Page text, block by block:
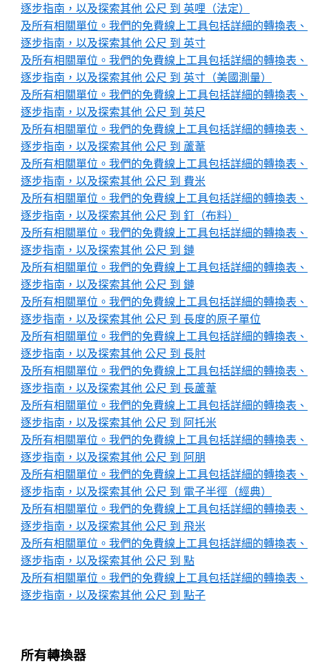
逐步指南，以及探索其他 公尺 到 英哩（法定）
及所有相關單位。我們的免費線上工具包括詳細的轉換表、
逐步指南，以及探索其他 公尺 到 英寸
及所有相關單位。我們的免費線上工具包括詳細的轉換表、
逐步指南，以及探索其他 公尺 到 英寸（美國測量）
及所有相關單位。我們的免費線上工具包括詳細的轉換表、
逐步指南，以及探索其他 公尺 到 英尺
及所有相關單位。我們的免費線上工具包括詳細的轉換表、
逐步指南，以及探索其他 公尺 到 蘆葦
及所有相關單位。我們的免費線上工具包括詳細的轉換表、
逐步指南，以及探索其他 公尺 到 費米
及所有相關單位。我們的免費線上工具包括詳細的轉換表、
逐步指南，以及探索其他 公尺 到 釘（布料）
及所有相關單位。我們的免費線上工具包括詳細的轉換表、
逐步指南，以及探索其他 公尺 到 鏈
及所有相關單位。我們的免費線上工具包括詳細的轉換表、
逐步指南，以及探索其他 公尺 到 鏈
及所有相關單位。我們的免費線上工具包括詳細的轉換表、
逐步指南，以及探索其他 公尺 到 長度的原子單位
及所有相關單位。我們的免費線上工具包括詳細的轉換表、
逐步指南，以及探索其他 公尺 到 長肘
及所有相關單位。我們的免費線上工具包括詳細的轉換表、
逐步指南，以及探索其他 公尺 到 長蘆葦
及所有相關單位。我們的免費線上工具包括詳細的轉換表、
逐步指南，以及探索其他 公尺 到 阿托米
及所有相關單位。我們的免費線上工具包括詳細的轉換表、
逐步指南，以及探索其他 公尺 到 阿朋
及所有相關單位。我們的免費線上工具包括詳細的轉換表、
逐步指南，以及探索其他 公尺 到 電子半徑（經典）
及所有相關單位。我們的免費線上工具包括詳細的轉換表、
逐步指南，以及探索其他 公尺 到 飛米
及所有相關單位。我們的免費線上工具包括詳細的轉換表、
逐步指南，以及探索其他 公尺 到 點
及所有相關單位。我們的免費線上工具包括詳細的轉換表、
逐步指南，以及探索其他 公尺 到 點子
所有轉換器